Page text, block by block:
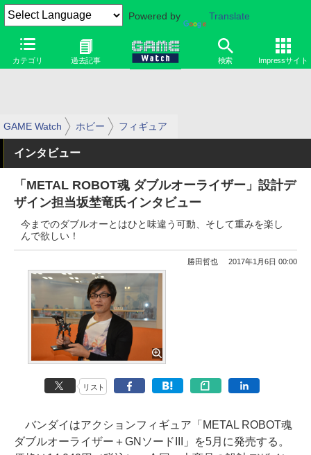
Powered by Translate
カテゴリ 過去記事 検索 Impressサイト
GAME Watch ホビー フィギュア
インタビュー
「METAL ROBOT魂 ダブルオーライザー」設計デ
ザイン担当坂埜竜氏インタビュー
今までのダブルオーとはひと味違う可動、そして重みを楽し
んで欲しい！
勝田哲也 2017年1月6日 00:00
リスト
バンダイはアクションフィギュア「METAL ROBOT魂
ダブルオーライザー＋GNソードIII」を5月に発売する。